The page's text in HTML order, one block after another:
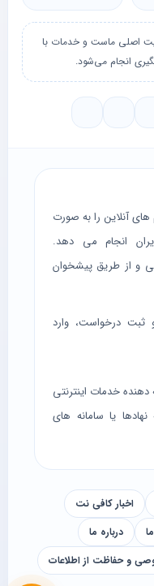
اصلی ماست و خدمات با
انجام می‌شود.
آنلاین را به صورت
انجام می دهد.
و از طریق پیشخوان
ثبت درخواست، وارد
خدمات اینترنتی
یا سامانه های
اخبار کافی نت
درباره ما
و حفاظت از اطلاعات